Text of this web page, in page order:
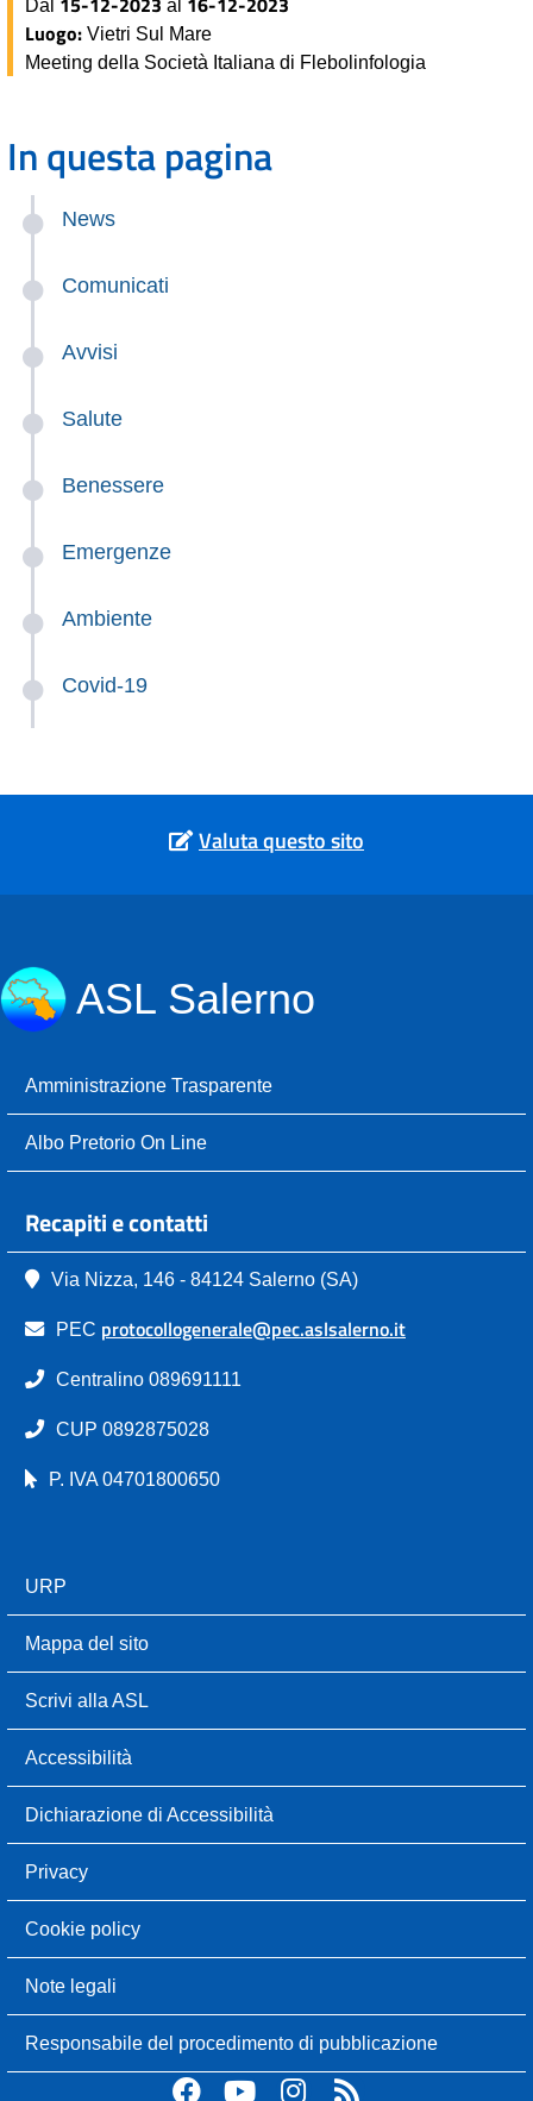
Dal al
Luogo: Vietri Sul Mare
Meeting della Società Italiana di Flebolinfologia
In questa pagina
News
Comunicati
Avvisi
Salute
Benessere
Emergenze
Ambiente
Covid-19
Valuta questo sito
ASL Salerno
Amministrazione Trasparente
Albo Pretorio On Line
Recapiti e contatti
Via Nizza, 146 - 84124 Salerno (SA)
PEC protocollogenerale@pec.aslsalerno.it
Centralino 089691111
CUP 0892875028
P. IVA 04701800650
URP
Mappa del sito
Scrivi alla ASL
Accessibilità
Dichiarazione di Accessibilità
Privacy
Cookie policy
Note legali
Responsabile del procedimento di pubblicazione